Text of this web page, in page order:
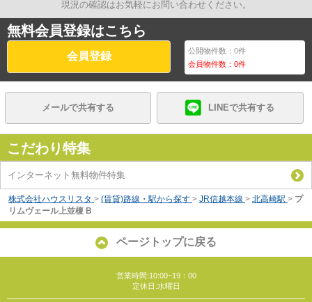
現況の確認はお気軽にお問い合わせください。
無料会員登録はこちら
会員登録 公開物件数：0件
会員物件数：0件
メールで共有する LINEで共有する
こだわり特集
インターネット無料物件特集
株式会社ハウスリスタ > (賃貸)路線・駅から探す > JR信越本線 > 北高崎駅 > プ
リムヴェール上並榎 B
ページトップに戻る
営業時間:10:00~19：00
定休日:水曜日